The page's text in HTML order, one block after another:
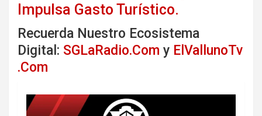
Impulsa Gasto Turístico.
Recuerda Nuestro Ecosistema
Digital: SGLaRadio.Com y ElVallunoTv
.Com